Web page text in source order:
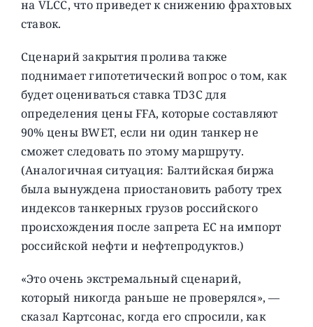
на VLCC, что приведет к снижению фрахтовых
ставок.
Сценарий закрытия пролива также
поднимает гипотетический вопрос о том, как
будет оцениваться ставка TD3C для
определения цены FFA, которые составляют
90% цены BWET, если ни один танкер не
сможет следовать по этому маршруту.
(Аналогичная ситуация: Балтийская биржа
была вынуждена приостановить работу трех
индексов танкерных грузов российского
происхождения после запрета ЕС на импорт
российской нефти и нефтепродуктов.)
«Это очень экстремальный сценарий,
который никогда раньше не проверялся», —
сказал Картсонас, когда его спросили, как